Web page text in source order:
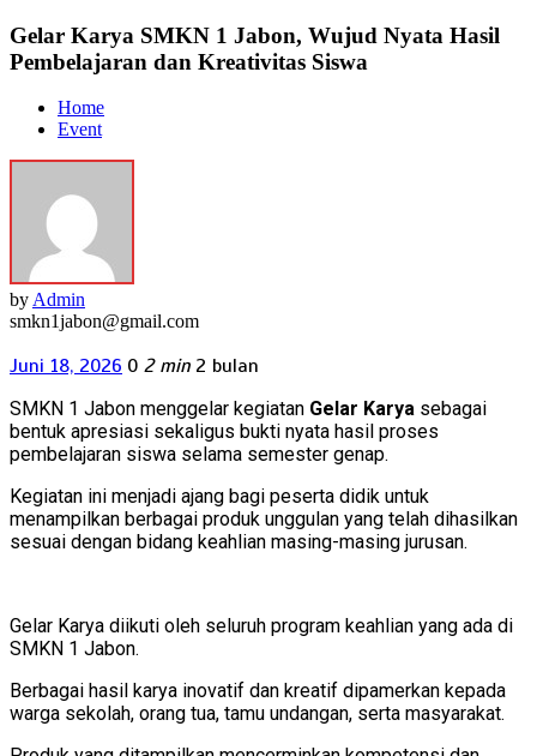
Gelar Karya SMKN 1 Jabon, Wujud Nyata Hasil
Pembelajaran dan Kreativitas Siswa
Home
Event
by Admin
smkn1jabon@gmail.com
Juni 18, 2026 0 2 min 2 bulan
SMKN 1 Jabon menggelar kegiatan Gelar Karya sebagai
bentuk apresiasi sekaligus bukti nyata hasil proses
pembelajaran siswa selama semester genap.
Kegiatan ini menjadi ajang bagi peserta didik untuk
menampilkan berbagai produk unggulan yang telah dihasilkan
sesuai dengan bidang keahlian masing-masing jurusan.
Gelar Karya diikuti oleh seluruh program keahlian yang ada di
SMKN 1 Jabon.
Berbagai hasil karya inovatif dan kreatif dipamerkan kepada
warga sekolah, orang tua, tamu undangan, serta masyarakat.